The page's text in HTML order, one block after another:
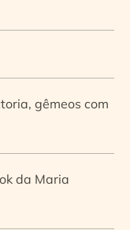
gêmeos com
da Maria